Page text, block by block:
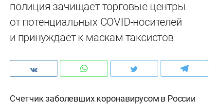
полиция зачищает торговые центры
от потенциальных COVID-носителей
и принуждает к маскам таксистов
Счетчик заболевших коронавирусом в России